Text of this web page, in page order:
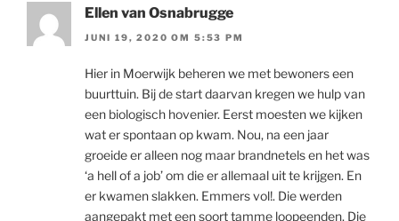
Ellen van Osnabrugge
JUNI 19, 2020 OM 5:53 PM
Hier in Moerwijk beheren we met bewoners een
buurttuin. Bij de start daarvan kregen we hulp van
een biologisch hovenier. Eerst moesten we kijken
wat er spontaan op kwam. Nou, na een jaar
groeide er alleen nog maar brandnetels en het was
‘a hell of a job’ om die er allemaal uit te krijgen. En
er kwamen slakken. Emmers vol!. Die werden
aangepakt met een soort tamme loopeenden. Die